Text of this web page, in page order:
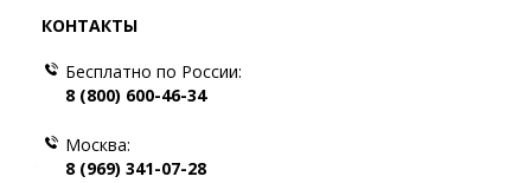
КОНТАКТЫ
Бесплатно по России:
8 (800) 600-46-34
Москва:
8 (969) 341-07-28